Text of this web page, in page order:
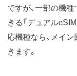
ですが、一部の機
きる「デュアル
応機種なら、メイ
きます。